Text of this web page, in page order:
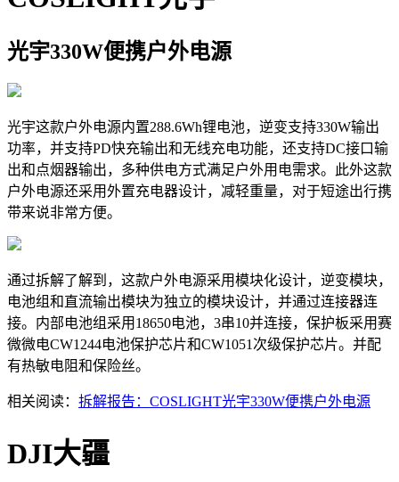
光宇330W便携户外电源
光宇这款户外电源内置288.6Wh锂电池，逆变支持330W输出
功率，并支持PD快充输出和无线充电功能，还支持DC接口输
出和点烟器输出，多种供电方式满足户外用电需求。此外这款
户外电源还采用外置充电器设计，减轻重量，对于短途出行携
带来说非常方便。
通过拆解了解到，这款户外电源采用模块化设计，逆变模块，
电池组和直流输出模块为独立的模块设计，并通过连接器连
接。内部电池组采用18650电池，3串10并连接，保护板采用赛
微微电CW1244电池保护芯片和CW1051次级保护芯片。并配
有热敏电阻和保险丝。
相关阅读： 拆解报告：COSLIGHT光宇330W便携户外电源
DJI大疆